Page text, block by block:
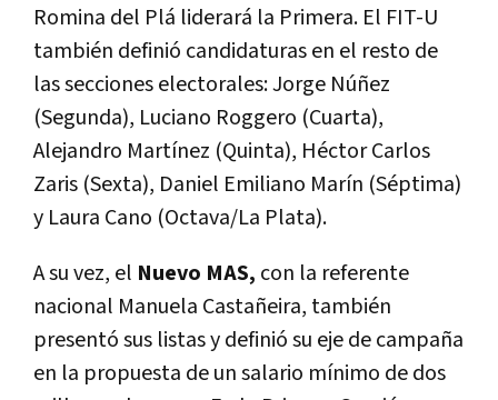
Romina del Plá liderará la Primera. El FIT-U
también definió candidaturas en el resto de
las secciones electorales: Jorge Núñez
(Segunda), Luciano Roggero (Cuarta),
Alejandro Martínez (Quinta), Héctor Carlos
Zaris (Sexta), Daniel Emiliano Marín (Séptima)
y Laura Cano (Octava/La Plata).
A su vez, el Nuevo MAS, con la referente
nacional Manuela Castañeira, también
presentó sus listas y definió su eje de campaña
en la propuesta de un salario mínimo de dos